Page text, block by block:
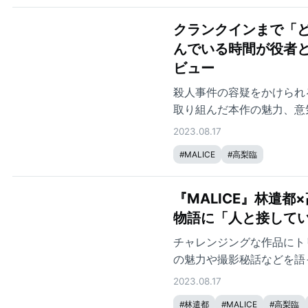
クランクインまで「
んでいる時間が役者
ビュー
殺人事件の容疑をかけら
取り組んだ本作の魅力、
2023.08.17
#MALICE #高梨臨
『MALICE』林遣都
物語に「人と接して
チャレンジングな作品に
の魅力や撮影秘話などを
2023.08.17
#林遣都 #MALICE #高梨臨